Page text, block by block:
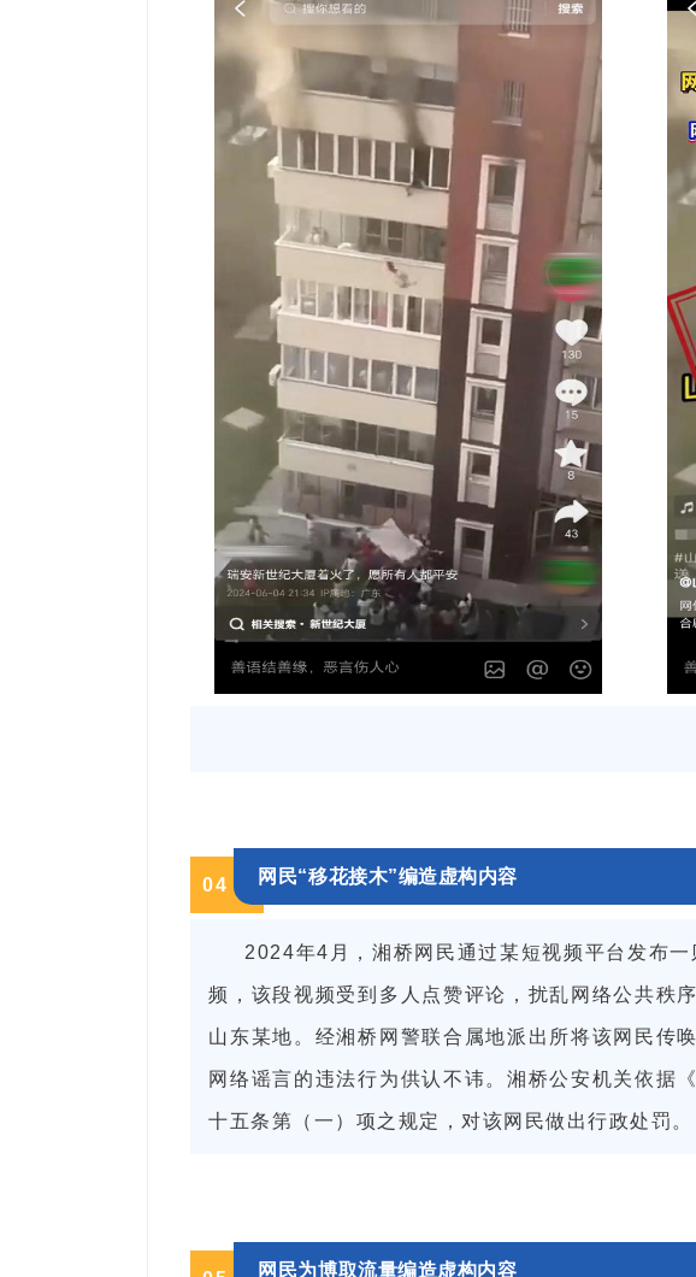
04 网民“移花接木”编造虚构内容
2024年4月，湘桥网民通过某短视频平台发布
频，该段视频受到多人点赞评论，扰乱网络公共秩
山东某地。经湘桥网警联合属地派出所将该网民传
网络谣言的违法行为供认不讳。湘桥公安机关依据
十五条第（一）项之规定，对该网民做出行政处罚。
网民为博取流量编造虚构内容